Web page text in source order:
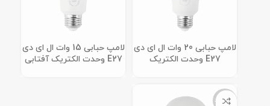
لامپ حبابی 20 وات ال ای دی
E27 وحدت الکتریک
لامپ حبابی 15 وات ال ای دی
E27 وحدت الکتریک آفتابی
ناموجود